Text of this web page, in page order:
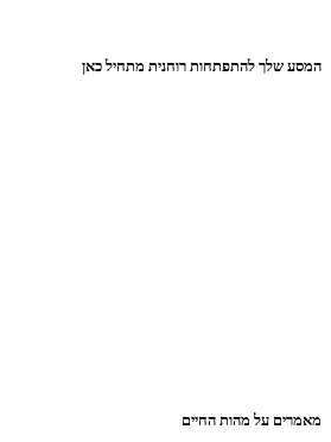
המסע שלך להתפתחות רוחנית מתחיל כאן
מאמרים על מהות החיים